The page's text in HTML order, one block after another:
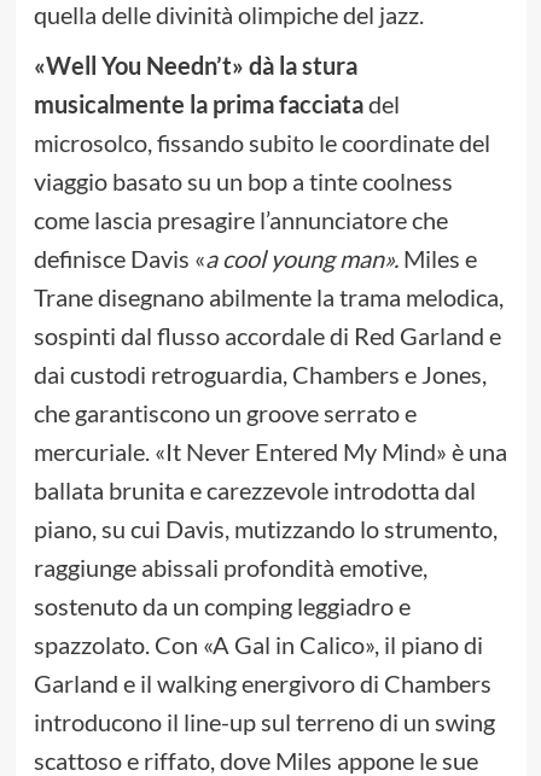
quella delle divinità olimpiche del jazz.
«Well You Needn’t» dà la stura
musicalmente la prima facciatadel
microsolco, fissando subito le coordinate del
viaggio basato su un bop a tinte coolness
come lascia presagire l’annunciatore che
definisce Davis «a cool young man». Miles e
Trane disegnano abilmente la trama melodica,
sospinti dal flusso accordale di Red Garland e
dai custodi retroguardia, Chambers e Jones,
che garantiscono un groove serrato e
mercuriale. «It Never Entered My Mind» è una
ballata brunita e carezzevole introdotta dal
piano, su cui Davis, mutizzando lo strumento,
raggiunge abissali profondità emotive,
sostenuto da un comping leggiadro e
spazzolato. Con «A Gal in Calico», il piano di
Garland e il walking energivoro di Chambers
introducono il line-up sul terreno di un swing
scattoso e riffato, dove Miles appone le sue